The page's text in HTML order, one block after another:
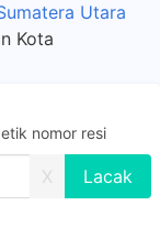
Utara
Kota
nomor resi
X